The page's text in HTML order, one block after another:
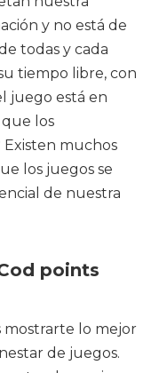
y no está de
todas y cada
tiempo libre, con
juego está en
los
muchos
los juegos se
de nuestra
points
mostrarte lo mejor
de juegos.